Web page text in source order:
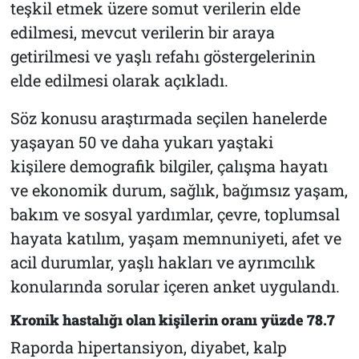
teşkil etmek üzere somut verilerin elde
edilmesi, mevcut verilerin bir araya
getirilmesi ve yaşlı refahı göstergelerinin
elde edilmesi olarak açıkladı.
Söz konusu araştırmada seçilen hanelerde
yaşayan 50 ve daha yukarı yaştaki
kişilere demografik bilgiler, çalışma hayatı
ve ekonomik durum, sağlık, bağımsız yaşam,
bakım ve sosyal yardımlar, çevre, toplumsal
hayata katılım, yaşam memnuniyeti, afet ve
acil durumlar, yaşlı hakları ve ayrımcılık
konularında sorular içeren anket uygulandı.
Kronik hastalığı olan kişilerin oranı yüzde 78.7
Raporda hipertansiyon, diyabet, kalp